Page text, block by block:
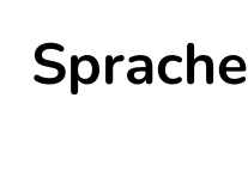
Sprache